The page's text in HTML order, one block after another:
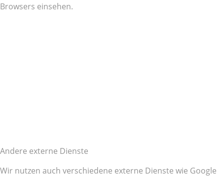
Browsers einsehen.
Andere externe Dienste
Wir nutzen auch verschiedene externe Dienste wie Google